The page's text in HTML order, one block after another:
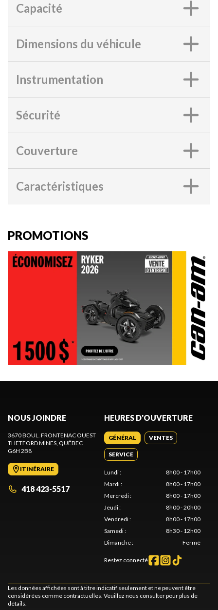
Capacité
Dimensions du véhicule
Instrumentation
Sécurité
Couverture
Caractéristiques
PROMOTIONS
NOUS JOINDRE
3670 BOUL. FRONTENAC OUEST
THETFORD MINES , QUÉBEC
G6H 2B8
ITINÉRAIRE
418 423-5517
HEURES D'OUVERTURE
GÉNÉRAL VENTES
SERVICE
Lundi:
8h00 - 17h00
Mardi:
8h00 - 17h00
Mercredi:
8h00 - 17h00
Jeudi:
8h00 - 20h00
Vendredi:
8h00 - 17h00
Samedi:
8h30 - 12h00
Dimanche: Fermé
Restez connecté
Les données affichées sont à titre indicatif seulement et ne peuvent être
considérées comme contractuelles. Veuillez nous consulter pour plus de
détails.